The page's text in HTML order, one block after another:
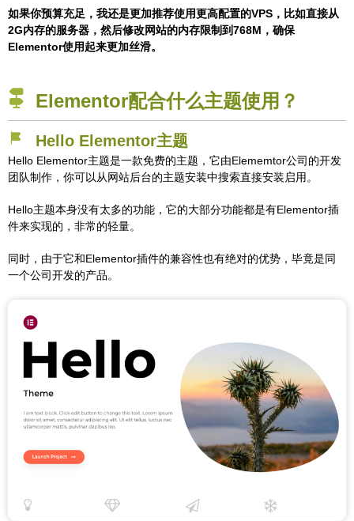
如果你预算充足，我还是更加推荐使用更高配置的VPS，比如直接从
2G内存的服务器，然后修改网站的内存限制到768M，确保
Elementor使用起来更加丝滑。
Elementor配合什么主题使用？
Hello Elementor主题
Hello Elementor主题是一款免费的主题，它由Elememtor公司的开发
团队制作，你可以从网站后台的主题安装中搜索直接安装启用。
Hello主题本身没有太多的功能，它的大部分功能都是有Elementor插
件来实现的，非常的轻量。
同时，由于它和Elementor插件的兼容性也有绝对的优势，毕竟是同
一个公司开发的产品。